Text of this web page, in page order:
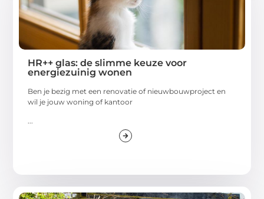
HR++ glas: de slimme keuze voor
energiezuinig wonen
Ben je bezig met een renovatie of nieuwbouwproject en
wil je jouw woning of kantoor
...